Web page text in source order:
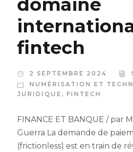
fintech
2 SEPTEMBRE 2024
NUMÉRISATION ET
JURIDIQUE , FINTECH
FINANCE ET BANQUE / par
Guerra La demande de
(frictionless) est en train de